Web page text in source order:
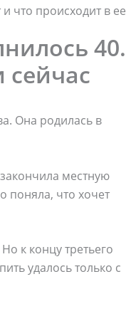
что происходит в ее
40.
сейчас
Она родилась в
местную
поняла, что хочет
к концу третьего
удалось только с